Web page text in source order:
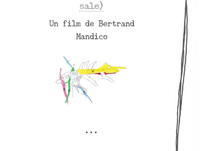
sale)
Un film de Bertrand
Mandico